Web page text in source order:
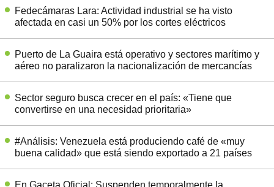
Fedecámaras Lara: Actividad industrial se ha visto
afectada en casi un 50% por los cortes eléctricos
Puerto de La Guaira está operativo y sectores marítimo y
aéreo no paralizaron la nacionalización de mercancías
Sector seguro busca crecer en el país: «Tiene que
convertirse en una necesidad prioritaria»
#Análisis: Venezuela está produciendo café de «muy
buena calidad» que está siendo exportado a 21 países
En Gaceta Oficial: Suspenden temporalmente la